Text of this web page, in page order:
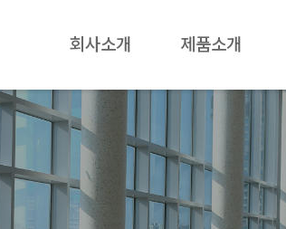
회사소개 제품소개